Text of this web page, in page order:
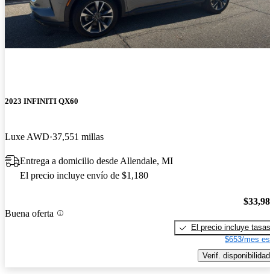
2023 INFINITI QX60
Luxe AWD 37,551 millas
Entrega a domicilio desde Allendale, MI
El precio incluye envío de $1,180
Buena oferta
El precio incluye tasas
$653/mes
Verif. disponibilidad